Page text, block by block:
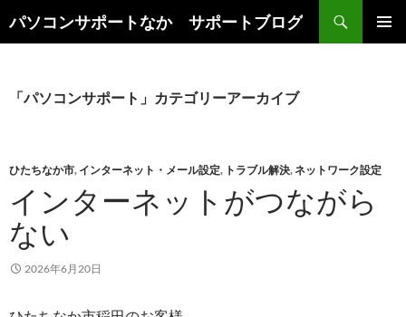
パソコンサポートなか サポートブログ
索
ン
キ
プ
「パソコンサポート」カテゴリーアーカイブ
ひたちなか市, インターネット・メール設定, トラブル解決,ネットワーク設定
インターネットがつながら
ない
2026年6月20日